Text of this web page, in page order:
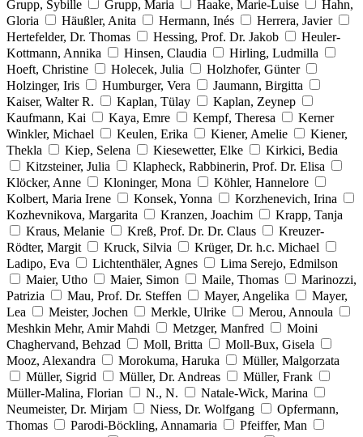
Grupp, Sybille
Grupp, Maria Haake, Marie-Luise
Hahn,
Gloria
Häußler, Anita Hermann, Inés
Herrera, Javier
Hertefelder, Dr. Thomas
Hessing, Prof. Dr. Jakob
Heuler-
Kottmann, Annika
Hinsen, Claudia
Hirling, Ludmilla
Hoeft, Christine
Holecek, Julia
Holzhofer, Günter
Holzinger, Iris
Humburger, Vera
Jaumann, Birgitta
Kaiser, Walter R.
Kaplan, Tülay
Kaplan, Zeynep
Kaufmann, Kai
Kaya, Emre Kempf, Theresa
Kerner
Winkler, Michael
Keulen, Erika Kiener, Amelie
Kiener,
Thekla
Kiep, Selena Kiesewetter, Elke
Kirkici, Bedia
Kitzsteiner, Julia
Klapheck, Rabbinerin, Prof. Dr. Elisa
Klöcker, Anne
Kloninger, Mona
Köhler, Hannelore
Kolbert, Maria Irene
Konsek, Yonna
Korzhenevich, Irina
Kozhevnikova, Margarita
Kranzen, Joachim
Krapp, Tanja
Kraus, Melanie
Kreß, Prof. Dr. Dr. Claus
Kreuzer-
Rödter, Margit
Kruck, Silvia
Krüger, Dr. h.c. Michael
Ladipo, Eva
Lichtenthäler, Agnes
Lima Serejo, Edmilson
Maier, Utho
Maier, Simon Maile, Thomas
Marinozzi,
Patrizia
Mau, Prof. Dr. Steffen Mayer, Angelika
Mayer,
Lea
Meister, Jochen Merkle, Ulrike
Merou, Annoula
Meshkin Mehr, Amir Mahdi
Metzger, Manfred
Moini
Chaghervand, Behzad
Moll, Britta
Moll-Bux, Gisela
Mooz, Alexandra
Morokuma, Haruka
Müller, Malgorzata
Müller, Sigrid
Müller, Dr. Andreas
Müller, Frank
Müller-Malina, Florian
N., N.
Natale-Wick, Marina
Neumeister, Dr. Mirjam
Niess, Dr. Wolfgang
Opfermann,
Thomas
Parodi-Böckling, Annamaria
Pfeiffer, Man